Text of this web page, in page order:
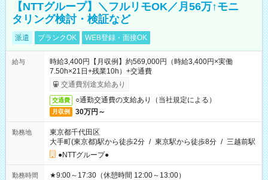
【NTTグループ】＼フルリモOK／月56万↑モニ
タリング検討・検証など
派遣 ブランクOK WEB登録・面接OK
給与
時給3,400円【月収例】約569,000円（時給3,400円×実働
7.50h×21日+残業10h）+交通費
交通費別途支給あり
交通費 ○通勤交通費の支給あり（当社規定による）
月収例 30万円～
勤務地
東京都千代田区
大手町(東京都)駅から徒歩2分 / 東京駅から徒歩8分 / 三越前駅
●NTTグループ●
勤務時間 ★9:00～17:30（休憩時間 12:00～13:00）